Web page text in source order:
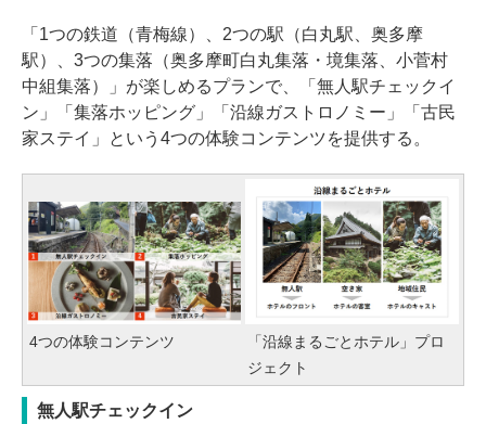
「1つの鉄道（青梅線）、2つの駅（白丸駅、奥多摩
駅）、3つの集落（奥多摩町白丸集落・境集落、小菅村
中組集落）」が楽しめるプランで、「無人駅チェックイ
ン」「集落ホッピング」「沿線ガストロノミー」「古民
家ステイ」という4つの体験コンテンツを提供する。
4つの体験コンテンツ
「沿線まるごとホテル」プロ
ジェクト
無人駅チェックイン